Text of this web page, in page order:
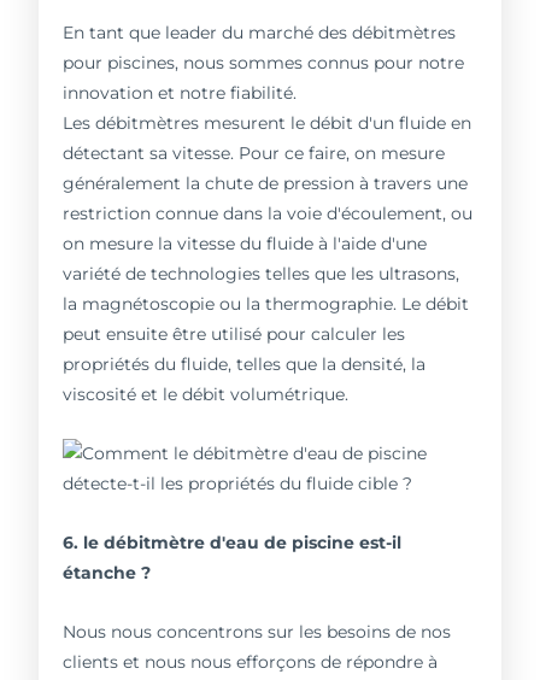
En tant que leader du marché des débitmètres
pour piscines, nous sommes connus pour notre
innovation et notre fiabilité.
Les débitmètres mesurent le débit d'un fluide en
détectant sa vitesse. Pour ce faire, on mesure
généralement la chute de pression à travers une
restriction connue dans la voie d'écoulement, ou
on mesure la vitesse du fluide à l'aide d'une
variété de technologies telles que les ultrasons,
la magnétoscopie ou la thermographie. Le débit
peut ensuite être utilisé pour calculer les
propriétés du fluide, telles que la densité, la
viscosité et le débit volumétrique.
6. le débitmètre d'eau de piscine est-il
étanche ?
Nous nous concentrons sur les besoins de nos
clients et nous nous efforçons de répondre à